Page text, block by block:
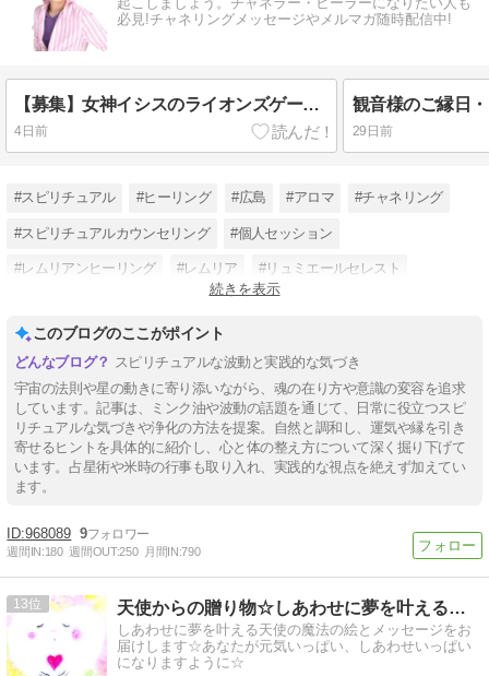
必見!チャネリングメッセージやメルマガ随時配信中!
【募集】女神イシスのライオンズゲート・アクティベーション 2026
4日前
観音様のご縁日
29日前
#スピリチュアル #ヒーリング #広島 #アロマ #チャネリング
#スピリチュアルカウンセリング #個人セッション
#レムリアンヒーリング #レムリア #リュミエールセレスト
続きを表示
このブログのここがポイント
スピリチュアルな波動と実践的な気づき
宇宙の法則や星の動きに寄り添いながら、魂の在り方や意識の変容を追求
しています。記事は、ミンク油や波動の話題を通じて、日常に役立つスピ
リチュアルな気づきや浄化の方法を提案。自然と調和し、運気や縁を引き
寄せるヒントを具体的に紹介し、心と体の整え方について深く掘り下げて
います。占星術や米時の行事も取り入れ、実践的な視点を絶えず加えてい
ます。
968089 9
週間IN:180 週間OUT:250 月間IN:790
13 天使からの贈り物☆しあわせに夢を叶える魔法の絵とメッセージ☆
しあわせに夢を叶える天使の魔法の絵とメッセージをお
届けします☆あなたが元気いっぱい、しあわせいっぱい
になりますように☆